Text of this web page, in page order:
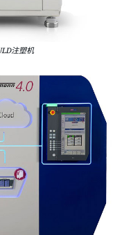
注塑机